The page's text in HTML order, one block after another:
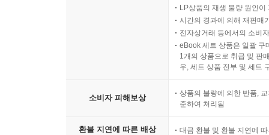
LP상품의 재생 불량 원인
시간의 경과에 의해 재판매
전자상거래 등에서의 소비
eBook 세트 상품은 일괄 구
1개의 상품으로 취급 및 판
우, 세트 상품 전부 및 세트
소비자 피해보상
상품의 불량에 의한 반품,
준하여 처리됨
환불 지연에 따른 배상 대금 환불 및 환불 지연에